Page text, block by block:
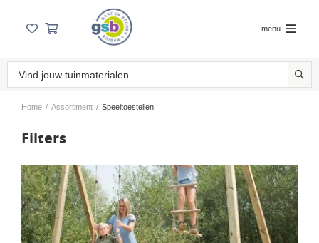
menu
Home / Assortiment / Speeltoestellen
Filters